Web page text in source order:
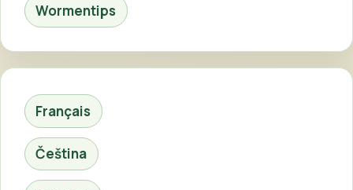
Wormentips
Français
Čeština